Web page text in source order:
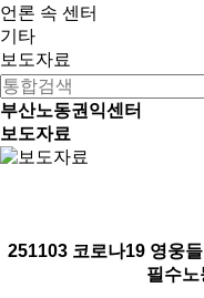
언론 속 센터
기타
보도자료
부산노동권익센터
보도자료
251103 코로나19 영웅
필수